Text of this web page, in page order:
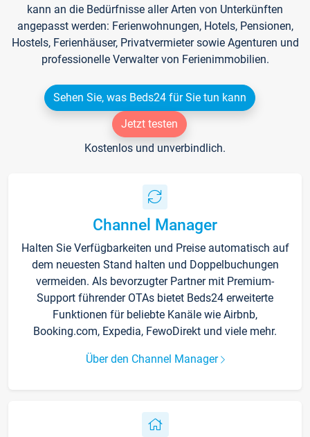
kann an die Bedürfnisse aller Arten von Unterkünften
angepasst werden: Ferienwohnungen, Hotels, Pensionen,
Hostels, Ferienhäuser, Privatvermieter sowie Agenturen und
professionelle Verwalter von Ferienimmobilien.
Sehen Sie, was Beds24 für Sie tun kann
Jetzt testen
Kostenlos und unverbindlich.
Channel Manager
Halten Sie Verfügbarkeiten und Preise automatisch auf
dem neuesten Stand halten und Doppelbuchungen
vermeiden. Als bevorzugter Partner mit Premium-
Support führender OTAs bietet Beds24 erweiterte
Funktionen für beliebte Kanäle wie Airbnb,
Booking.com, Expedia, FewoDirekt und viele mehr.
Über den Channel Manager